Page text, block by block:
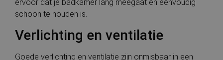
ervoor dat je badkamer lang meegaat en eenvoudig
schoon te houden is.
Verlichting en ventilatie
Goede verlichting en ventilatie zijn onmisbaar in een